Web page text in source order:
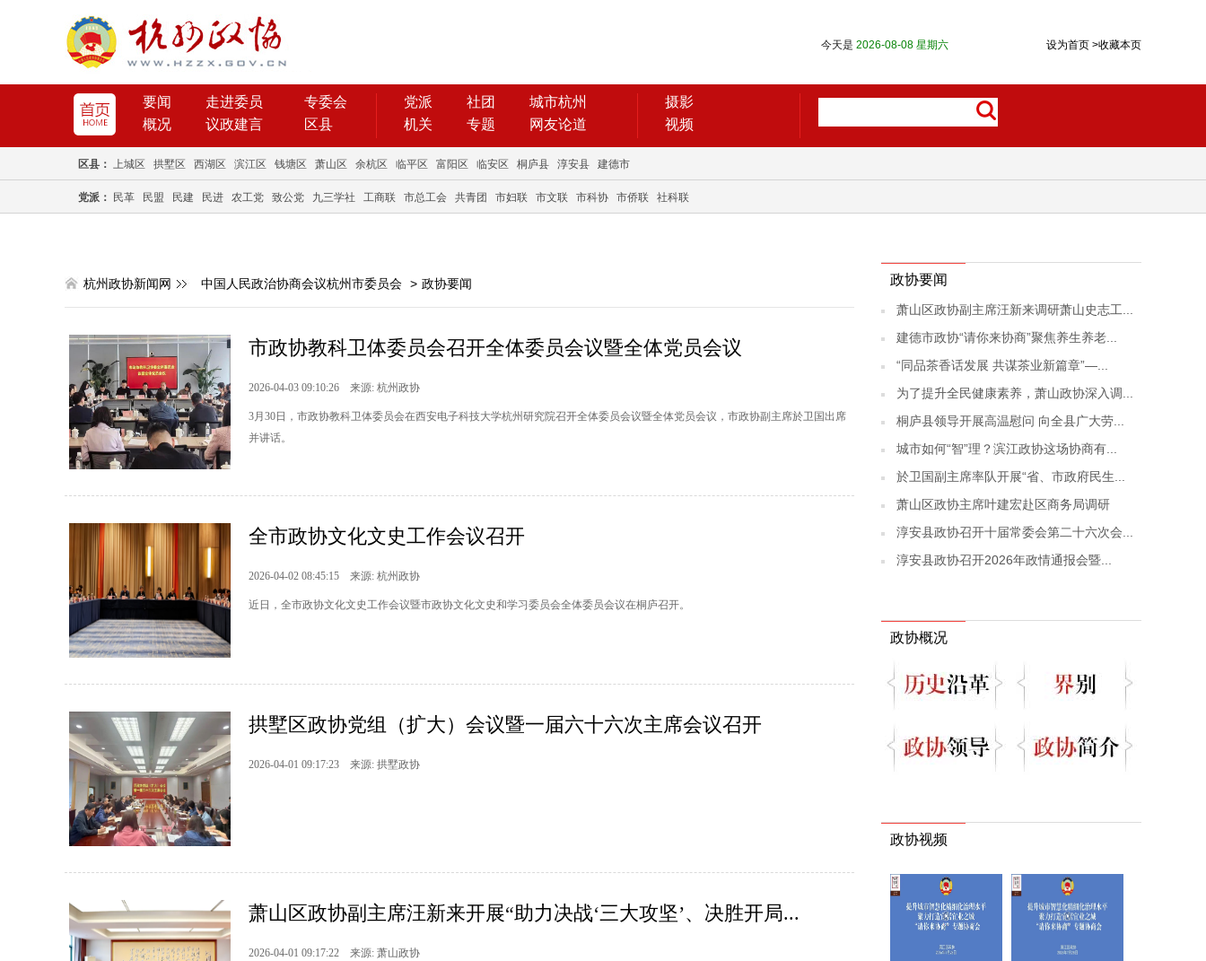
设为首页 >收藏本页
今天是 2026-08-08 星期六
要闻 走进委员
专委会
概况
议政建言 区县
党派 社团
城市杭州
机关
专题 网友论道
摄影
视频
区县： 上城区 拱墅区 西湖区 滨江区 钱塘区 萧山区 余杭区 临平区 富阳区 临安区 桐庐县 淳安县 建德市
党派： 民革 民盟 民建 民进 农工党 致公党 九三学社 工商联 市总工会 共青团 市妇联 市文联 市科协 市侨联 社科联
杭州政协新闻网 中国人民政治协商会议杭州市委员会 > 政协要闻
市政协教科卫体委员会召开全体委员会议暨全体党员会议
2026-04-03 09:10:26 来源: 杭州政协
3月30日，市政协教科卫体委员会在西安电子科技大学杭州研究院召开全体委员会议暨全体党员会议，市政协副主席於卫国出席
并讲话。
全市政协文化文史工作会议召开
2026-04-02 08:45:15 来源: 杭州政协
近日，全市政协文化文史工作会议暨市政协文化文史和学习委员会全体委员会议在桐庐召开。
拱墅区政协党组（扩大）会议暨一届六十六次主席会议召开
2026-04-01 09:17:23 来源: 拱墅政协
萧山区政协副主席汪新来开展“助力决战‘三大攻坚’、决胜开局...
2026-04-01 09:17:22 来源: 萧山政协
政协要闻
萧山区政协副主席汪新来调研萧山史志工...
建德市政协“请你来协商”聚焦养生养老...
“同品茶香话发展 共谋茶业新篇章”—...
为了提升全民健康素养，萧山政协深入调...
桐庐县领导开展高温慰问 向全县广大劳...
城市如何“智”理？滨江政协这场协商有...
於卫国副主席率队开展“省、市政府民生...
萧山区政协主席叶建宏赴区商务局调研
淳安县政协召开十届常委会第二十六次会...
淳安县政协召开2026年政情通报会暨...
政协概况
政协视频